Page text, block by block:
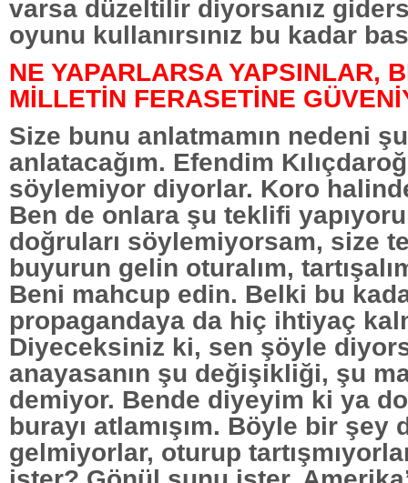
varsa düzeltilir diyorsanız
oyunu kullanırsınız bu kadar
NE YAPARLARSA YAPSINLAR,
MİLLETİN FERASETİNE
Size bunu anlatmamın nedeni
anlatacağım. Efendim
söylemiyor diyorlar. Koro
Ben de onlara şu teklifi
doğruları söylemiyorsam, size
buyurun gelin oturalım,
Beni mahcup edin. Belki bu
propagandaya da hiç ihtiyaç
Diyeceksiniz ki, sen şöyle
anayasanın şu değişikliği, şu
demiyor. Bende diyeyim ki ya
burayı atlamışım. Böyle bir şey
gelmiyorlar, oturup